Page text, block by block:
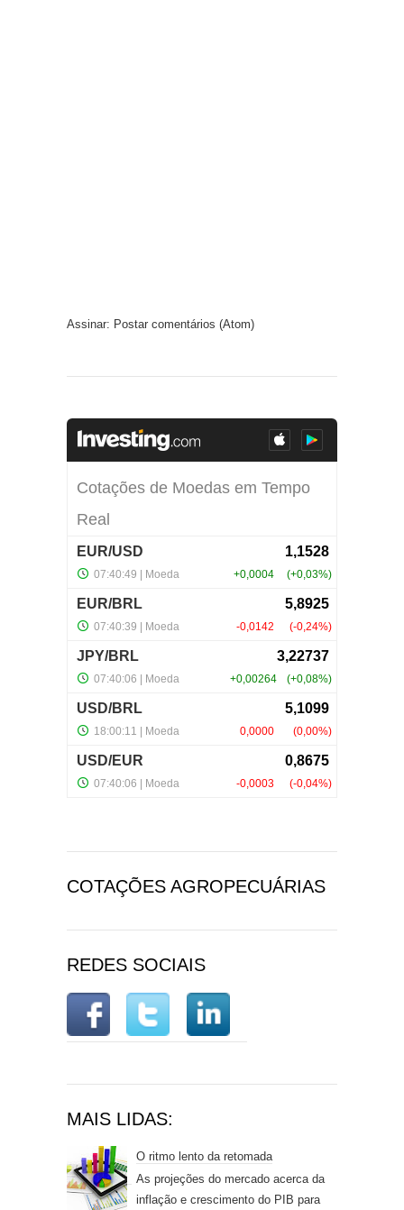
Assinar: Postar comentários (Atom)
COTAÇÕES AGROPECUÁRIAS
REDES SOCIAIS
MAIS LIDAS:
O ritmo lento da retomada
As projeções do mercado acerca da
inflação e crescimento do PIB para